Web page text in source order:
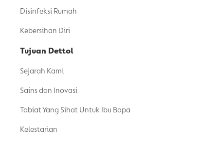
Disinfeksi Rumah
Kebersihan Diri
Tujuan Dettol
Sejarah Kami
Sains dan Inovasi
Tabiat Yang Sihat Untuk Ibu Bapa
Kelestarian